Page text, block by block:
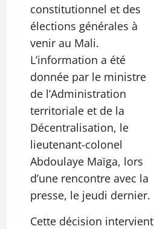
constitutionnel et des
élections générales à
venir au Mali.
L’information a été
donnée par le ministre
de l’Administration
territoriale et de la
Décentralisation, le
lieutenant-colonel
Abdoulaye Maïga, lors
d’une rencontre avec la
presse, le jeudi dernier.
Cette décision intervient